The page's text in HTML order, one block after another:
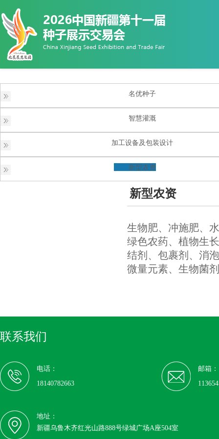
名优种子
智慧灌溉
加工设备及包装设计
新型农资
新型农资
生物肥、冲施肥、
绿色农药、植物生
结剂、包裹剂、消
微量元素、生物菌
联系我们
电话：
18140782663
邮箱：
地址：
新疆乌鲁木齐红光山路888号绿城广场A座504室